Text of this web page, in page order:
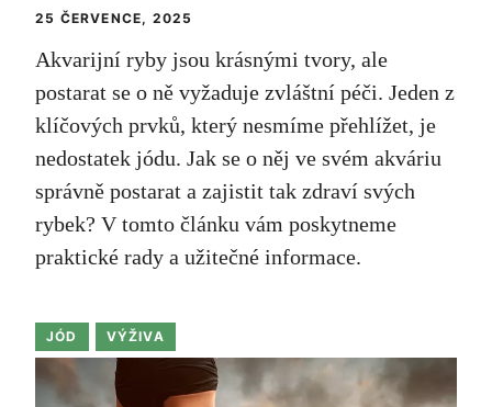
25 ČERVENCE, 2025
Akvarijní ryby jsou krásnými tvory, ale
postarat se o ně vyžaduje zvláštní péči. Jeden z
klíčových prvků, který nesmíme přehlížet, je
nedostatek jódu. Jak se o něj ve svém akváriu
správně postarat a zajistit tak zdraví svých
rybek? V tomto článku vám poskytneme
praktické rady a užitečné informace.
JÓD VÝŽIVA